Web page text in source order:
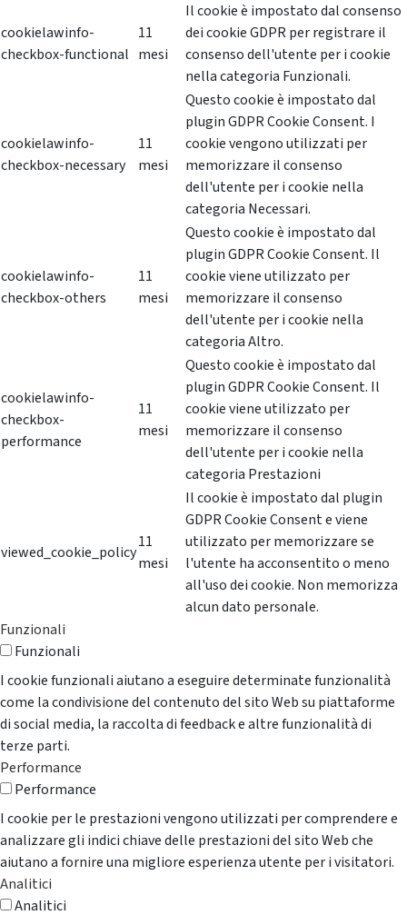
cookielawinfo-
checkbox-functional
11
mesi
Il cookie è impostato dal consenso
dei cookie GDPR per registrare il
consenso dell'utente per i cookie
nella categoria Funzionali.
cookielawinfo-
checkbox-necessary
11
mesi
Questo cookie è impostato dal
plugin GDPR Cookie Consent. I
cookie vengono utilizzati per
memorizzare il consenso
dell'utente per i cookie nella
categoria Necessari.
cookielawinfo-
checkbox-others
11
mesi
Questo cookie è impostato dal
plugin GDPR Cookie Consent. Il
cookie viene utilizzato per
memorizzare il consenso
dell'utente per i cookie nella
categoria Altro.
cookielawinfo-
checkbox-
performance
11
mesi
Questo cookie è impostato dal
plugin GDPR Cookie Consent. Il
cookie viene utilizzato per
memorizzare il consenso
dell'utente per i cookie nella
categoria Prestazioni
viewed_cookie_policy
11
mesi
Il cookie è impostato dal plugin
GDPR Cookie Consent e viene
utilizzato per memorizzare se
l'utente ha acconsentito o meno
all'uso dei cookie. Non memorizza
alcun dato personale.
Funzionali
Funzionali
I cookie funzionali aiutano a eseguire determinate funzionalità
come la condivisione del contenuto del sito Web su piattaforme
di social media, la raccolta di feedback e altre funzionalità di
terze parti.
Performance
Performance
I cookie per le prestazioni vengono utilizzati per comprendere e
analizzare gli indici chiave delle prestazioni del sito Web che
aiutano a fornire una migliore esperienza utente per i visitatori.
Analitici
Analitici